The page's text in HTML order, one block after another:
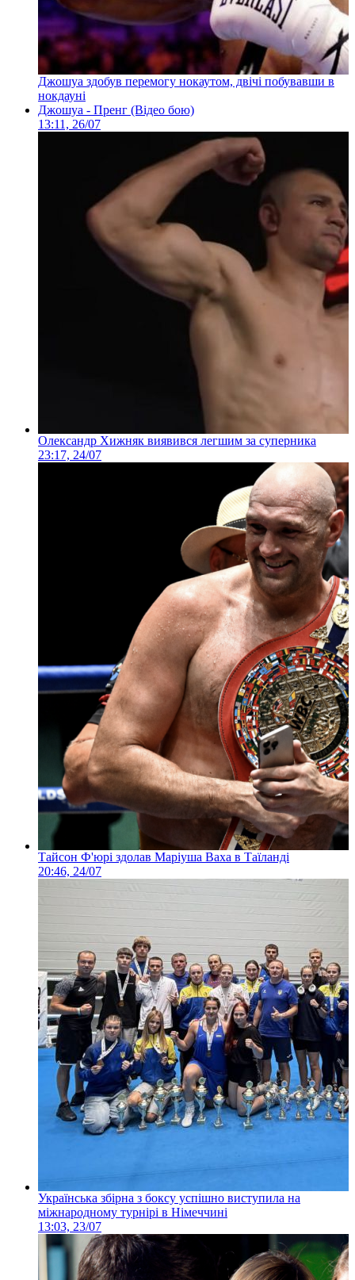
Джошуа здобув перемогу нокаутом, двічі побувавши в
нокдауні
Джошуа - Пренг (Відео бою)
13:11, 26/07
Олександр Хижняк виявився легшим за суперника
23:17, 24/07
Тайсон Ф'юрі здолав Маріуша Ваха в Таїланді
20:46, 24/07
Українська збірна з боксу успішно виступила на
міжнародному турнірі в Німеччині
13:03, 23/07